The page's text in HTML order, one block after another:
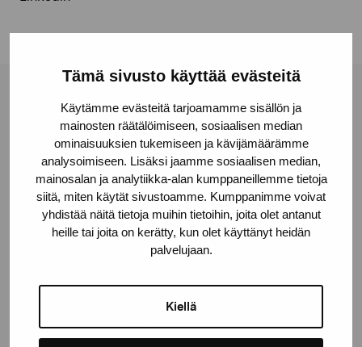
Tämä sivusto käyttää evästeitä
Käytämme evästeitä tarjoamamme sisällön ja
mainosten räätälöimiseen, sosiaalisen median
ominaisuuksien tukemiseen ja kävijämäärämme
analysoimiseen. Lisäksi jaamme sosiaalisen median,
mainosalan ja analytiikka-alan kumppaneillemme tietoja
siitä, miten käytät sivustoamme. Kumppanimme voivat
yhdistää näitä tietoja muihin tietoihin, joita olet antanut
heille tai joita on kerätty, kun olet käyttänyt heidän
palvelujaan.
Kiellä
Stiftelsen Pro Artibus
Gustav Wasas gata 11
10600 Ekenäs
proartibus@proartibus.fi
+358 (0)50 371 6339
Kontakta oss